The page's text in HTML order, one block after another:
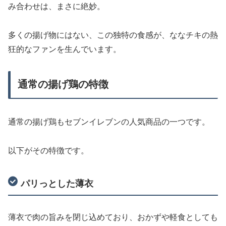
み合わせは、まさに絶妙。
多くの揚げ物にはない、この独特の食感が、ななチキの熱
狂的なファンを生んでいます。
通常の揚げ鶏の特徴
通常の揚げ鶏もセブンイレブンの人気商品の一つです。
以下がその特徴です。
パリっとした薄衣
薄衣で肉の旨みを閉じ込めており、おかずや軽食としても